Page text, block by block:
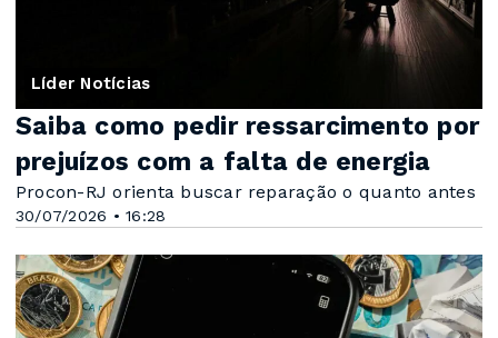
Líder Notícias
30/07/2026 • 16:28
Saiba como pedir ressarcimento por
prejuízos com a falta de energia
Procon-RJ orienta buscar reparação o quanto antes